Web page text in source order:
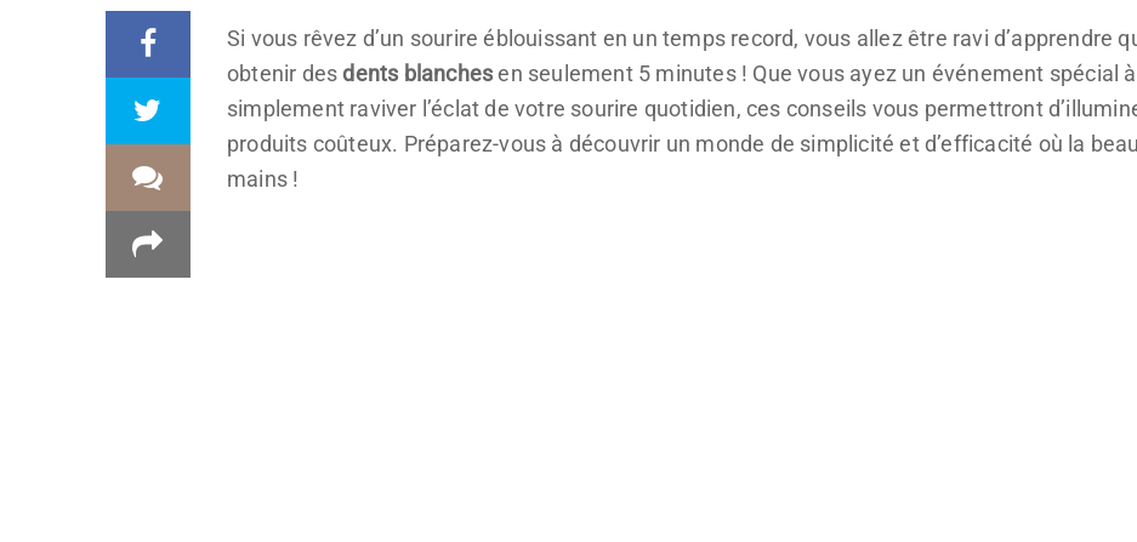
Si vous rêvez d’un sourire éblouissant en un temps record, vous allez être ravi d’apprendre
obtenir desdents blanchesen seulement 5 minutes ! Que vous ayez un événement spécial
simplement raviver l’éclat de votre sourire quotidien, ces conseils vous permettront
produits coûteux. Préparez-vous à découvrir un monde de simplicité et d’efficacité où la
mains !